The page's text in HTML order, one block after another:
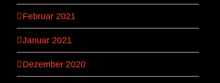
Februar 2021
Januar 2021
Dezember 2020